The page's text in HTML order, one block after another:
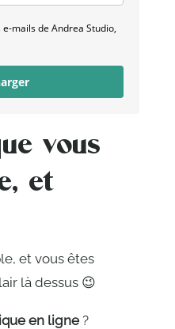
mails de Andrea Studio,
vous
et
et vous êtes
là dessus 😉
en ligne?